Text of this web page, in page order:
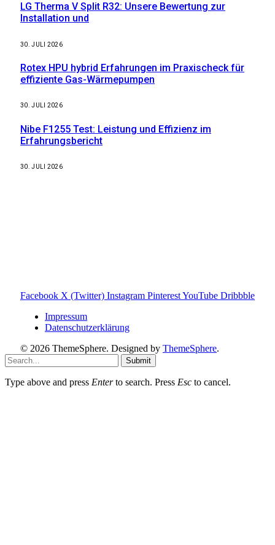
LG Therma V Split R32: Unsere Bewertung zur
Installation und
30. JULI 2026
Rotex HPU hybrid Erfahrungen im Praxischeck für
effiziente Gas-Wärmepumpen
30. JULI 2026
Nibe F1255 Test: Leistung und Effizienz im
Erfahrungsbericht
30. JULI 2026
Facebook X (Twitter) Instagram PinterestYouTube Dribbble
Impressum
Datenschutzerklärung
© 2026 ThemeSphere. Designed by ThemeSphere.
Submit
Type above and press Enterto search. Press Esc to cancel.